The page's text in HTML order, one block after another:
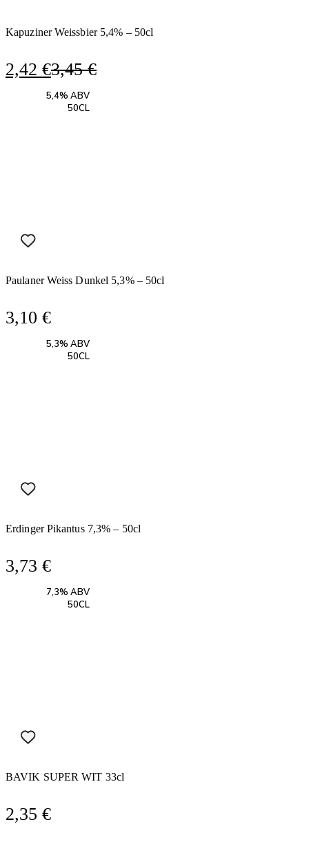
Kapuziner Weissbier 5,4% – 50cl
3,45€
O
original
2,42 €
O
5,4% ABV
50CL
Paulaner Weiss Dunkel 5,3% – 50cl
3,10 €
5,3% ABV
50CL
Erdinger Pikantus 7,3% – 50cl
3,73 €
7,3% ABV
50CL
BAVIK SUPER WIT 33cl
2,35 €